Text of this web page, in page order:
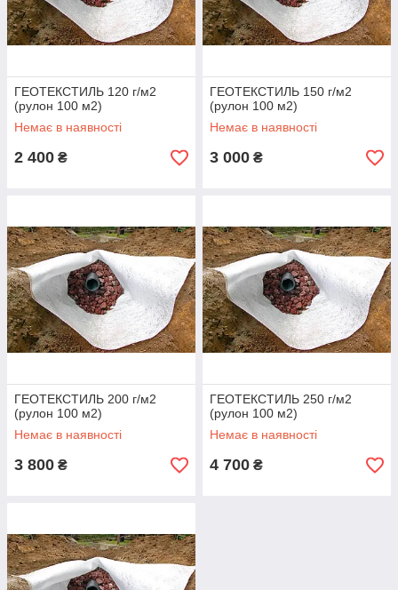
ГЕОТЕКСТИЛЬ 120 г/м2
(рулон 100 м2)
Немає в наявності
2 400 ₴
ГЕОТЕКСТИЛЬ 150 г/м2
(рулон 100 м2)
Немає в наявності
3 000 ₴
ГЕОТЕКСТИЛЬ 200 г/м2
(рулон 100 м2)
Немає в наявності
3 800 ₴
ГЕОТЕКСТИЛЬ 250 г/м2
(рулон 100 м2)
Немає в наявності
4 700 ₴